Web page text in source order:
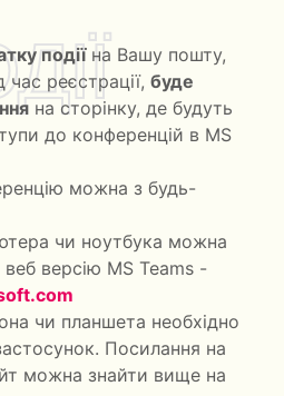
подіїна Вашу пошту,
час реєстрації, буде
на сторінку, де будуть
до конференцій в MS
можна з будь-
чи ноутбука можна
версію MS Teams -
чи планшета необхідно
Посилання на
можна знайти вище на